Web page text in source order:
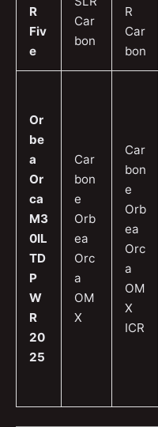
R
Fiv
e
Car
bon
R
Car
bon
Or
be
a
Or
ca
M3
0IL
TD
P
W
R
20
25
Car
bon
e
Orb
ea
Orc
a
OM
X
Car
bon
e
Orb
ea
Orc
a
OM
X
ICR